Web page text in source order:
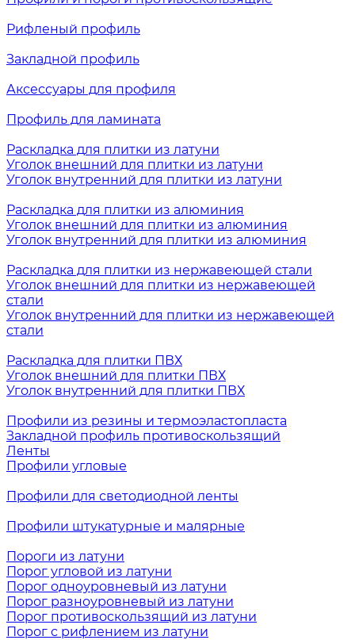
Рифленый профиль
Закладной профиль
Аксессуары для профиля
Профиль для ламината
Раскладка для плитки из латуни
Уголок внешний для плитки из латуни
Уголок внутренний для плитки из латуни
Раскладка для плитки из алюминия
Уголок внешний для плитки из алюминия
Уголок внутренний для плитки из алюминия
Раскладка для плитки из нержавеющей стали
Уголок внешний для плитки из нержавеющей
стали
Уголок внутренний для плитки из нержавеющей
стали
Раскладка для плитки ПВХ
Уголок внешний для плитки ПВХ
Уголок внутренний для плитки ПВХ
Профили из резины и термоэластопласта
Закладной профиль противоскользящий
Ленты
Профили угловые
Профили для светодиодной ленты
Профили штукатурные и малярные
Пороги из латуни
Порог угловой из латуни
Порог одноуровневый из латуни
Порог разноуровневый из латуни
Порог противоскользящий из латуни
Порог с рифлением из латуни